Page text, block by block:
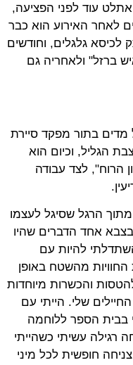
עוד לפני הפציעה,
לאחר האירוע הוא כבר
גלגלים, וחודשים
ברזל" ולאחריה גם
על מדים בתור מפקד סיירת
הגליל, וכיום הוא
הרוח", לצד עבודה
הרגל שסיגל לעצמו
אחד הדברים שהיו
להיות עם
החוויות מהשטח באופן
והכשרות מיוחדות
שלי. הייתי עם
בבית הספר ללוחמה
רגילה עשיתי כשהייתי
חופשית לכל מיני